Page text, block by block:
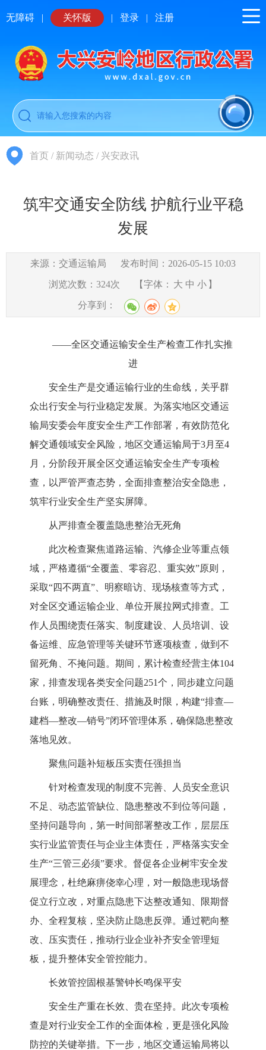
无障碍 | 关怀版 | 登录 | 注册
首页 / 新闻动态 / 兴安政讯
筑牢交通安全防线 护航行业平稳
发展
来源：交通运输局 发布时间：2026-05-15 10:03
浏览次数： 324次 【字体： 大 中 小 】
分享到：
——全区交通运输安全生产检查工作扎实推
进
安全生产是交通运输行业的生命线，关乎群
众出行安全与行业稳定发展。为落实地区交通运
输局安委会年度安全生产工作部署，有效防范化
解交通领域安全风险，地区交通运输局于3月至4
月，分阶段开展全区交通运输安全生产专项检
查，以严管严查态势，全面排查整治安全隐患，
筑牢行业安全生产坚实屏障。
从严排查全覆盖隐患整治无死角
此次检查聚焦道路运输、汽修企业等重点领
域，严格遵循“全覆盖、零容忍、重实效”原则，
采取“四不两直”、明察暗访、现场核查等方式，
对全区交通运输企业、单位开展拉网式排查。工
作人员围绕责任落实、制度建设、人员培训、设
备运维、应急管理等关键环节逐项核查，做到不
留死角、不掩问题。期间，累计检查经营主体104
家，排查发现各类安全问题251个，同步建立问题
台账，明确整改责任、措施及时限，构建“排查—
建档—整改—销号”闭环管理体系，确保隐患整改
落地见效。
聚焦问题补短板压实责任强担当
针对检查发现的制度不完善、人员安全意识
不足、动态监管缺位、隐患整改不到位等问题，
坚持问题导向，第一时间部署整改工作，层层压
实行业监管责任与企业主体责任，严格落实安全
生产“三管三必须”要求。督促各企业树牢安全发
展理念，杜绝麻痹侥幸心理，对一般隐患现场督
促立行立改，对重点隐患下达整改通知、限期督
办、全程复核，坚决防止隐患反弹。通过靶向整
改、压实责任，推动行业企业补齐安全管理短
板，提升整体安全管控能力。
长效管控固根基警钟长鸣保平安
安全生产重在长效、贵在坚持。此次专项检
查是对行业安全工作的全面体检，更是强化风险
防控的关键举措。下一步，地区交通运输局将以